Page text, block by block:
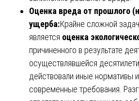
Оценка вреда от прошлого
ущерба:Крайне сложной
является оценка
причиненного в результате
осуществлявшейся
действовали иные нормативы и
современные требования.